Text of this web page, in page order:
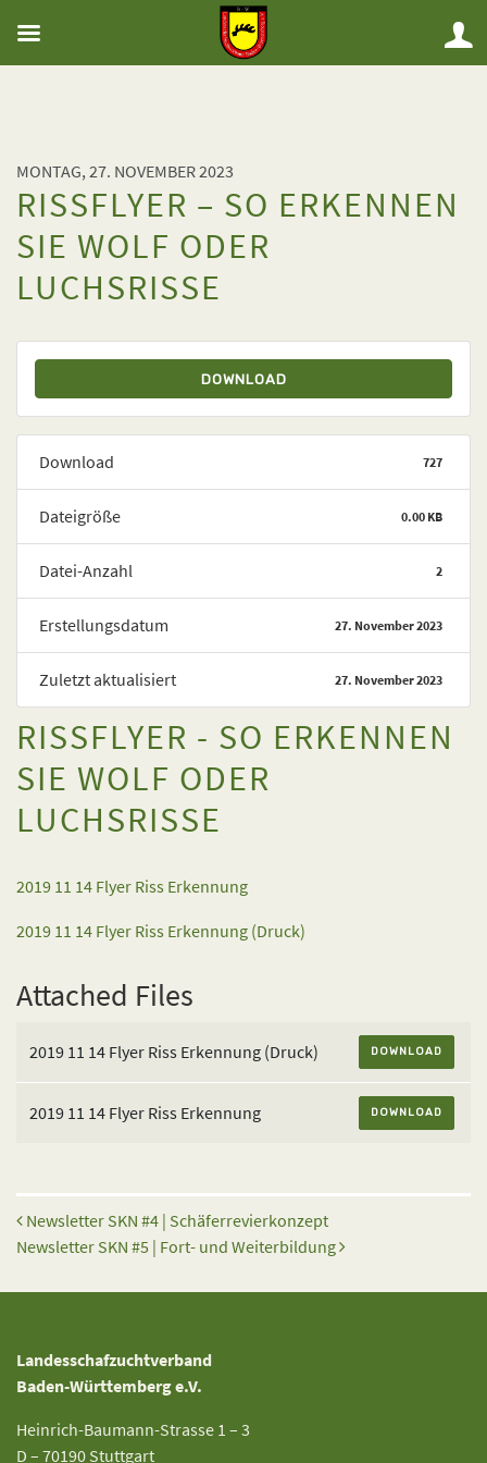
MONTAG, 27. NOVEMBER 2023
RISSFLYER – SO ERKENNEN
SIE WOLF ODER
LUCHSRISSE
DOWNLOAD
Download 727
Dateigröße 0.00 KB
Datei-Anzahl 2
Erstellungsdatum 27. November 2023
Zuletzt aktualisiert 27. November 2023
RISSFLYER - SO ERKENNEN
SIE WOLF ODER
LUCHSRISSE
2019 11 14 Flyer Riss Erkennung
2019 11 14 Flyer Riss Erkennung (Druck)
Attached Files
2019 11 14 Flyer Riss Erkennung (Druck) DOWNLOAD
2019 11 14 Flyer Riss Erkennung DOWNLOAD
Beitrags-Navigation
Newsletter SKN #4 | Schäferrevierkonzept
Newsletter SKN #5 | Fort- und Weiterbildung
Landesschafzuchtverband
Baden-Württemberg e.V.
Heinrich-Baumann-Strasse 1 – 3
D – 70190 Stuttgart